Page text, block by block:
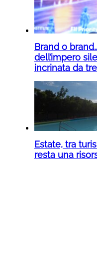
Brand o
dell’impero
incrinata da
Estate, tra
resta una